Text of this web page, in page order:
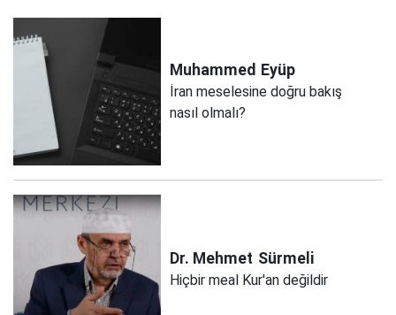
Muhammed Eyüp
İran meselesine doğru bakış
nasıl olmalı?
Dr. Mehmet Sürmeli
Hiçbir meal Kur'an değildir